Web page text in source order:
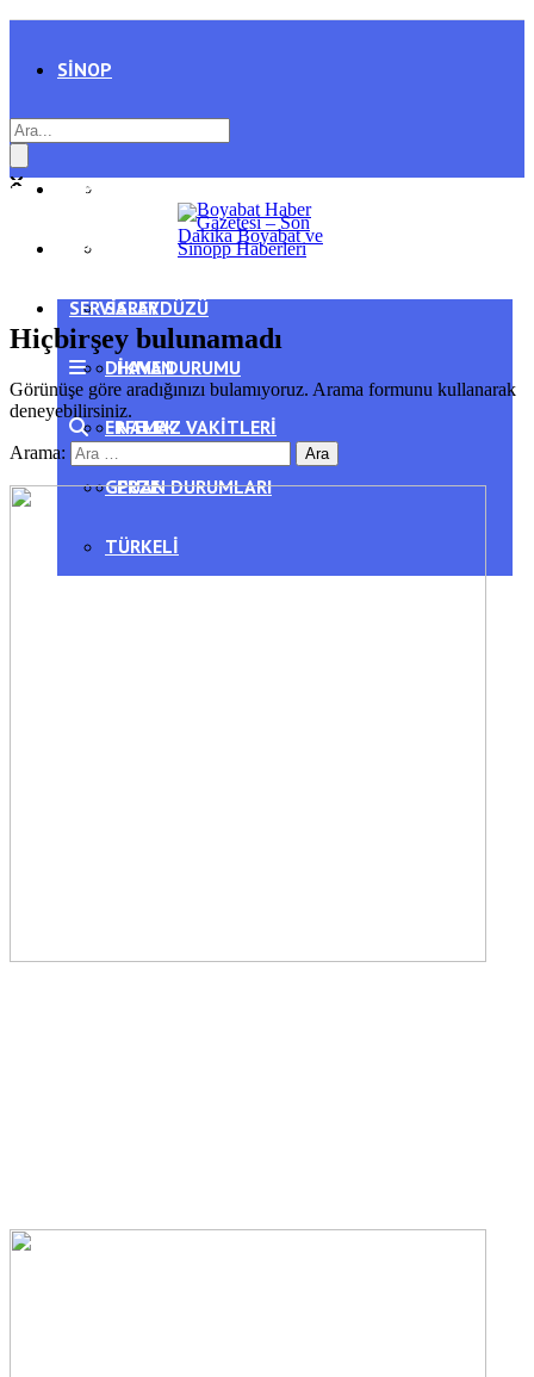
SINOP
AYANCIK
SARAYDÜZÜ
DIKMEN
ERFELEK
GERZE
TÜRKELI
GENEL
SPOR
SERVISLER
HAVA DURUMU
NAMAZ VAKITLERI
PUAN DURUMLARI
Hiçbirşey bulunamadı
Görünüşe göre aradığınızı bulamıyoruz. Arama formunu kullanarak
deneyebilirsiniz.
Arama: